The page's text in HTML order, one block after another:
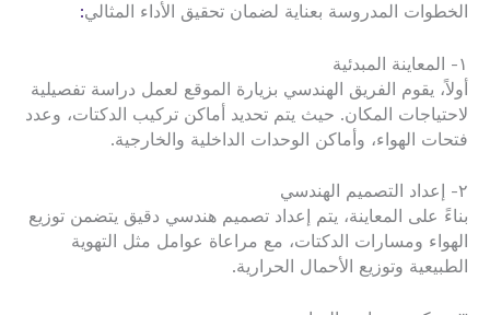
الخطوات المدروسة بعناية لضمان تحقيق الأداء المثالي:
١- المعاينة المبدئية
أولاً، يقوم الفريق الهندسي بزيارة الموقع لعمل دراسة تفصيلية
لاحتياجات المكان. حيث يتم تحديد أماكن تركيب الدكتات، وعدد
فتحات الهواء، وأماكن الوحدات الداخلية والخارجية.
٢- إعداد التصميم الهندسي
بناءً على المعاينة، يتم إعداد تصميم هندسي دقيق يتضمن توزيع
الهواء ومسارات الدكتات، مع مراعاة عوامل مثل التهوية
الطبيعية وتوزيع الأحمال الحرارية.